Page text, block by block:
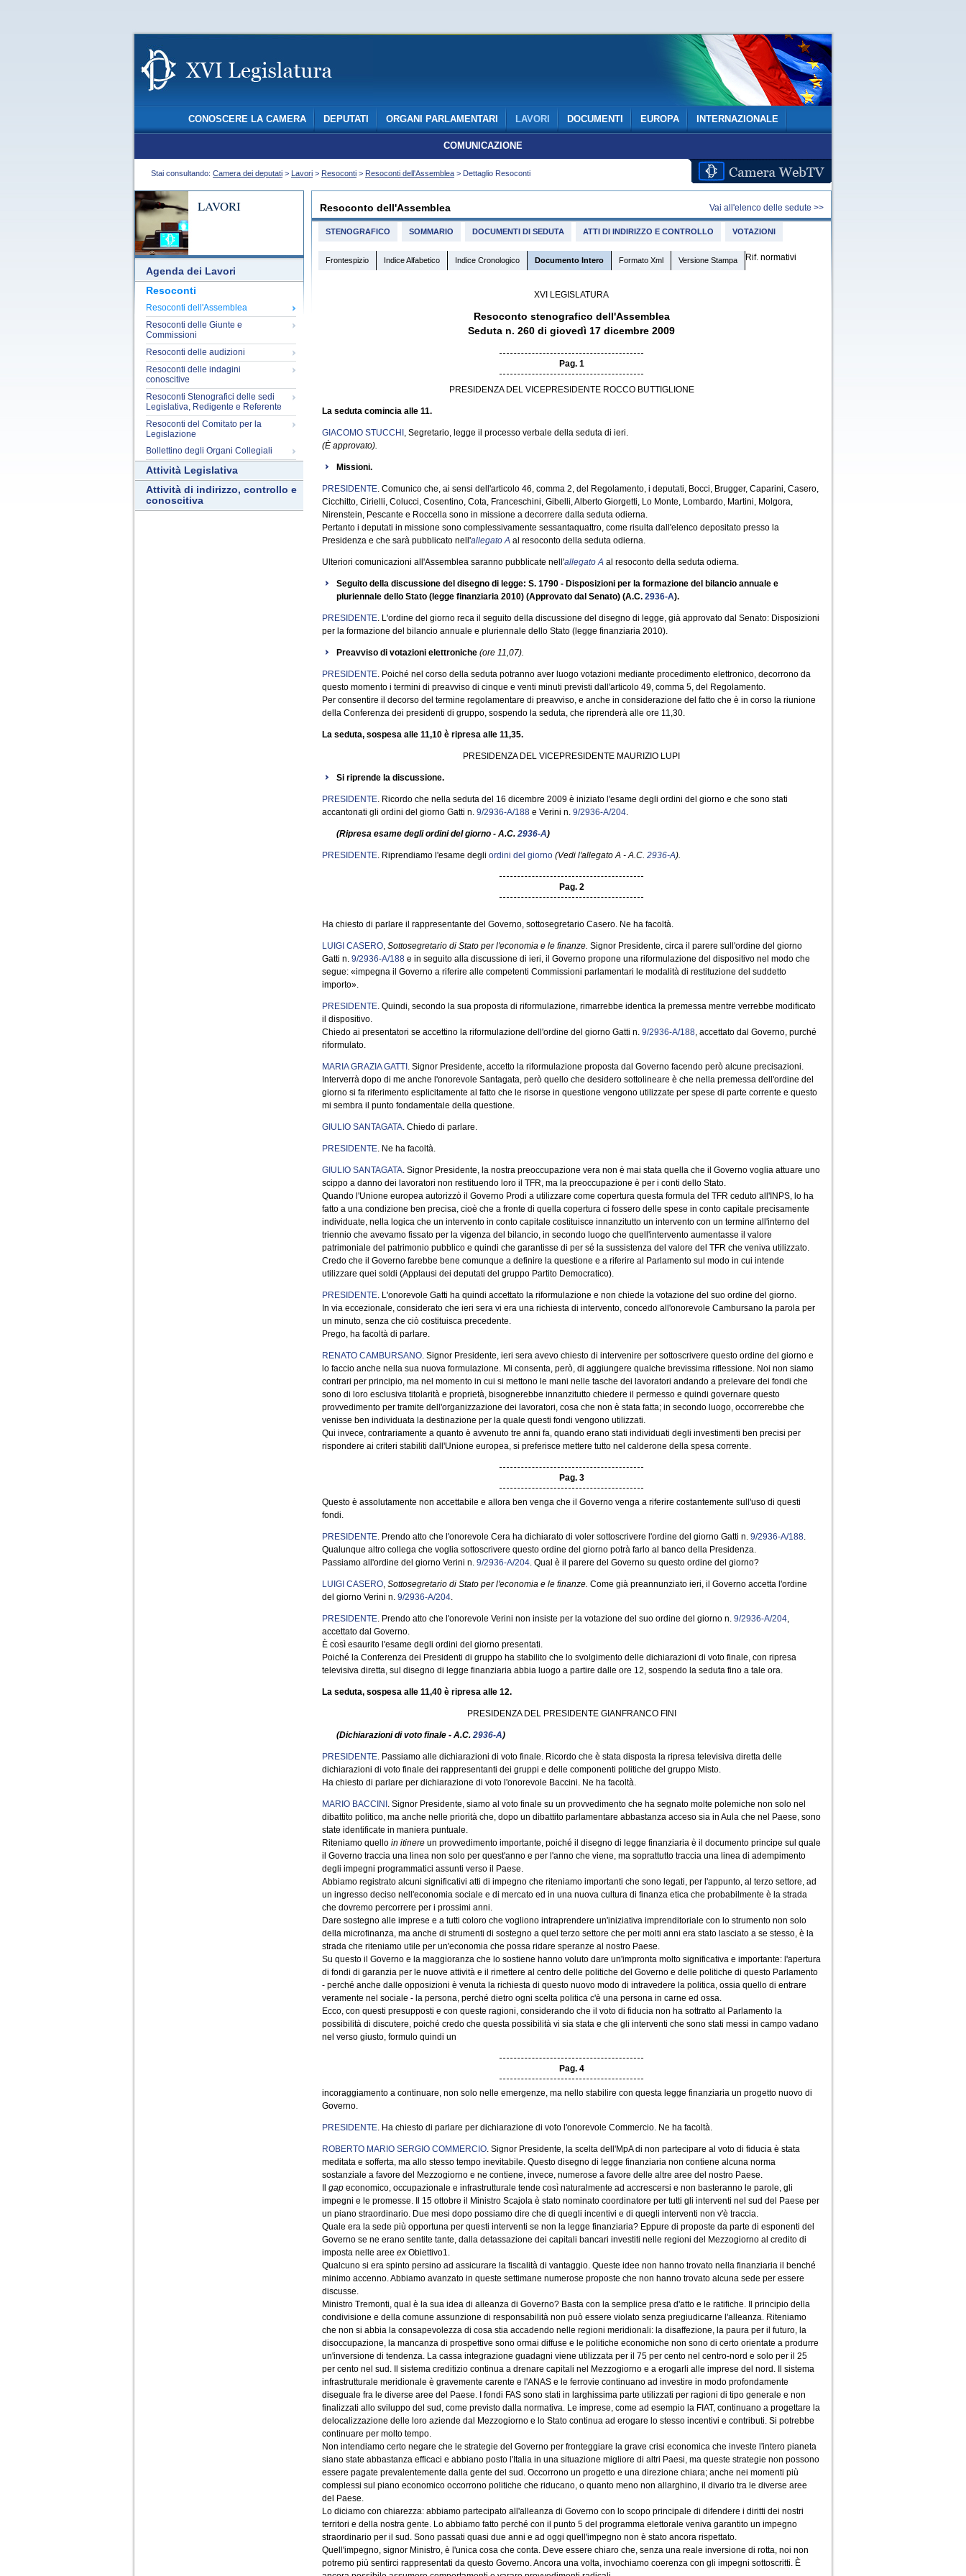
CONOSCERE LA CAMERA DEPUTATI ORGANI PARLAMENTARI LAVORI DOCUMENTI EUROPA INTERNAZIONALE
COMUNICAZIONE
Stai consultando: Camera dei deputati > Lavori > Resoconti > Resoconti dell'Assemblea > Dettaglio Resoconti
LAVORI
Agenda dei Lavori
Resoconti
Resoconti dell'Assemblea
Resoconti delle Giunte e
Commissioni
Resoconti delle audizioni
Resoconti delle indagini
conoscitive
Resoconti Stenografici delle sedi
Legislativa, Redigente e Referente
Resoconti del Comitato per la
Legislazione
Bollettino degli Organi Collegiali
Attività Legislativa
Attività di indirizzo, controllo e
conoscitiva
Resoconto dell'Assemblea Vai all'elenco delle sedute >>
STENOGRAFICO SOMMARIO DOCUMENTI DI SEDUTA ATTI DI INDIRIZZO E CONTROLLO VOTAZIONI
Frontespizio Indice Alfabetico Indice Cronologico Documento Intero Formato Xml Versione Stampa Rif. normativi
XVI LEGISLATURA
Resoconto stenografico dell'Assemblea
Seduta n. 260 di giovedì 17 dicembre 2009
Pag. 1
PRESIDENZA DEL VICEPRESIDENTE ROCCO BUTTIGLIONE
La seduta comincia alle 11.
GIACOMO STUCCHI , Segretario, legge il processo verbale della seduta di ieri.
(È approvato).
Missioni.
PRESIDENTE. Comunico che, ai sensi dell'articolo 46, comma 2, del Regolamento, i deputati, Bocci, Brugger, Caparini, Casero,
Cicchitto, Cirielli, Colucci, Cosentino, Cota, Franceschini, Gibelli, Alberto Giorgetti, Lo Monte, Lombardo, Martini, Molgora,
Nirenstein, Pescante e Roccella sono in missione a decorrere dalla seduta odierna.
Pertanto i deputati in missione sono complessivamente sessantaquattro, come risulta dall'elenco depositato presso la
Presidenza e che sarà pubblicato nell'allegato A al resoconto della seduta odierna.
Ulteriori comunicazioni all'Assemblea saranno pubblicate nell'allegato A al resoconto della seduta odierna.
Seguito della discussione del disegno di legge: S. 1790 - Disposizioni per la formazione del bilancio annuale e
pluriennale dello Stato (legge finanziaria 2010) (Approvato dal Senato) (A.C. 2936-A).
PRESIDENTE. L'ordine del giorno reca il seguito della discussione del disegno di legge, già approvato dal Senato: Disposizioni
per la formazione del bilancio annuale e pluriennale dello Stato (legge finanziaria 2010).
Preavviso di votazioni elettroniche (ore 11,07).
PRESIDENTE. Poiché nel corso della seduta potranno aver luogo votazioni mediante procedimento elettronico, decorrono da
questo momento i termini di preavviso di cinque e venti minuti previsti dall'articolo 49, comma 5, del Regolamento.
Per consentire il decorso del termine regolamentare di preavviso, e anche in considerazione del fatto che è in corso la riunione
della Conferenza dei presidenti di gruppo, sospendo la seduta, che riprenderà alle ore 11,30.
La seduta, sospesa alle 11,10 è ripresa alle 11,35.
PRESIDENZA DEL VICEPRESIDENTE MAURIZIO LUPI
Si riprende la discussione.
PRESIDENTE. Ricordo che nella seduta del 16 dicembre 2009 è iniziato l'esame degli ordini del giorno e che sono stati
accantonati gli ordini del giorno Gatti n. 9/2936-A/188 e Verini n. 9/2936-A/204.
(Ripresa esame degli ordini del giorno - A.C. 2936-A)
PRESIDENTE. Riprendiamo l'esame degli ordini del giorno (Vedi l'allegato A - A.C. 2936-A).
Pag. 2
Ha chiesto di parlare il rappresentante del Governo, sottosegretario Casero. Ne ha facoltà.
LUIGI CASERO, Sottosegretario di Stato per l'economia e le finanze. Signor Presidente, circa il parere sull'ordine del giorno
Gatti n. 9/2936-A/188 e in seguito alla discussione di ieri, il Governo propone una riformulazione del dispositivo nel modo che
segue: «impegna il Governo a riferire alle competenti Commissioni parlamentari le modalità di restituzione del suddetto
importo».
PRESIDENTE. Quindi, secondo la sua proposta di riformulazione, rimarrebbe identica la premessa mentre verrebbe modificato
il dispositivo.
Chiedo ai presentatori se accettino la riformulazione dell'ordine del giorno Gatti n. 9/2936-A/188, accettato dal Governo, purché
riformulato.
MARIA GRAZIA GATTI . Signor Presidente, accetto la riformulazione proposta dal Governo facendo però alcune precisazioni.
Interverrà dopo di me anche l'onorevole Santagata, però quello che desidero sottolineare è che nella premessa dell'ordine del
giorno si fa riferimento esplicitamente al fatto che le risorse in questione vengono utilizzate per spese di parte corrente e questo
mi sembra il punto fondamentale della questione.
GIULIO SANTAGATA. Chiedo di parlare.
PRESIDENTE. Ne ha facoltà.
GIULIO SANTAGATA. Signor Presidente, la nostra preoccupazione vera non è mai stata quella che il Governo voglia attuare uno
scippo a danno dei lavoratori non restituendo loro il TFR, ma la preoccupazione è per i conti dello Stato.
Quando l'Unione europea autorizzò il Governo Prodi a utilizzare come copertura questa formula del TFR ceduto all'INPS, lo ha
fatto a una condizione ben precisa, cioè che a fronte di quella copertura ci fossero delle spese in conto capitale precisamente
individuate, nella logica che un intervento in conto capitale costituisce innanzitutto un intervento con un termine all'interno del
triennio che avevamo fissato per la vigenza del bilancio, in secondo luogo che quell'intervento aumentasse il valore
patrimoniale del patrimonio pubblico e quindi che garantisse di per sé la sussistenza del valore del TFR che veniva utilizzato.
Credo che il Governo farebbe bene comunque a definire la questione e a riferire al Parlamento sul modo in cui intende
utilizzare quei soldi (Applausi dei deputati del gruppo Partito Democratico).
PRESIDENTE. L'onorevole Gatti ha quindi accettato la riformulazione e non chiede la votazione del suo ordine del giorno.
In via eccezionale, considerato che ieri sera vi era una richiesta di intervento, concedo all'onorevole Cambursano la parola per
un minuto, senza che ciò costituisca precedente.
Prego, ha facoltà di parlare.
RENATO CAMBURSANO. Signor Presidente, ieri sera avevo chiesto di intervenire per sottoscrivere questo ordine del giorno e
lo faccio anche nella sua nuova formulazione. Mi consenta, però, di aggiungere qualche brevissima riflessione. Noi non siamo
contrari per principio, ma nel momento in cui si mettono le mani nelle tasche dei lavoratori andando a prelevare dei fondi che
sono di loro esclusiva titolarità e proprietà, bisognerebbe innanzitutto chiedere il permesso e quindi governare questo
provvedimento per tramite dell'organizzazione dei lavoratori, cosa che non è stata fatta; in secondo luogo, occorrerebbe che
venisse ben individuata la destinazione per la quale questi fondi vengono utilizzati.
Qui invece, contrariamente a quanto è avvenuto tre anni fa, quando erano stati individuati degli investimenti ben precisi per
rispondere ai criteri stabiliti dall'Unione europea, si preferisce mettere tutto nel calderone della spesa corrente.
Pag. 3
Questo è assolutamente non accettabile e allora ben venga che il Governo venga a riferire costantemente sull'uso di questi
fondi.
PRESIDENTE. Prendo atto che l'onorevole Cera ha dichiarato di voler sottoscrivere l'ordine del giorno Gatti n. 9/2936-A/188.
Qualunque altro collega che voglia sottoscrivere questo ordine del giorno potrà farlo al banco della Presidenza.
Passiamo all'ordine del giorno Verini n. 9/2936-A/204. Qual è il parere del Governo su questo ordine del giorno?
LUIGI CASERO, Sottosegretario di Stato per l'economia e le finanze. Come già preannunziato ieri, il Governo accetta l'ordine
del giorno Verini n. 9/2936-A/204.
PRESIDENTE. Prendo atto che l'onorevole Verini non insiste per la votazione del suo ordine del giorno n. 9/2936-A/204,
accettato dal Governo.
È così esaurito l'esame degli ordini del giorno presentati.
Poiché la Conferenza dei Presidenti di gruppo ha stabilito che lo svolgimento delle dichiarazioni di voto finale, con ripresa
televisiva diretta, sul disegno di legge finanziaria abbia luogo a partire dalle ore 12, sospendo la seduta fino a tale ora.
La seduta, sospesa alle 11,40 è ripresa alle 12.
PRESIDENZA DEL PRESIDENTE GIANFRANCO FINI
(Dichiarazioni di voto finale - A.C. 2936-A)
PRESIDENTE. Passiamo alle dichiarazioni di voto finale. Ricordo che è stata disposta la ripresa televisiva diretta delle
dichiarazioni di voto finale dei rappresentanti dei gruppi e delle componenti politiche del gruppo Misto.
Ha chiesto di parlare per dichiarazione di voto l'onorevole Baccini. Ne ha facoltà.
MARIO BACCINI . Signor Presidente, siamo al voto finale su un provvedimento che ha segnato molte polemiche non solo nel
dibattito politico, ma anche nelle priorità che, dopo un dibattito parlamentare abbastanza acceso sia in Aula che nel Paese, sono
state identificate in maniera puntuale.
Riteniamo quello in itinere un provvedimento importante, poiché il disegno di legge finanziaria è il documento principe sul quale
il Governo traccia una linea non solo per quest'anno e per l'anno che viene, ma soprattutto traccia una linea di adempimento
degli impegni programmatici assunti verso il Paese.
Abbiamo registrato alcuni significativi atti di impegno che riteniamo importanti che sono legati, per l'appunto, al terzo settore, ad
un ingresso deciso nell'economia sociale e di mercato ed in una nuova cultura di finanza etica che probabilmente è la strada
che dovremo percorrere per i prossimi anni.
Dare sostegno alle imprese e a tutti coloro che vogliono intraprendere un'iniziativa imprenditoriale con lo strumento non solo
della microfinanza, ma anche di strumenti di sostegno a quel terzo settore che per molti anni era stato lasciato a se stesso, è la
strada che riteniamo utile per un'economia che possa ridare speranze al nostro Paese.
Su questo il Governo e la maggioranza che lo sostiene hanno voluto dare un'impronta molto significativa e importante: l'apertura
di fondi di garanzia per le nuove attività e il rimettere al centro delle politiche del Governo e delle politiche di questo Parlamento
- perché anche dalle opposizioni è venuta la richiesta di questo nuovo modo di intravedere la politica, ossia quello di entrare
veramente nel sociale - la persona, perché dietro ogni scelta politica c'è una persona in carne ed ossa.
Ecco, con questi presupposti e con queste ragioni, considerando che il voto di fiducia non ha sottratto al Parlamento la
possibilità di discutere, poiché credo che questa possibilità vi sia stata e che gli interventi che sono stati messi in campo vadano
nel verso giusto, formulo quindi un
Pag. 4
incoraggiamento a continuare, non solo nelle emergenze, ma nello stabilire con questa legge finanziaria un progetto nuovo di
Governo.
PRESIDENTE. Ha chiesto di parlare per dichiarazione di voto l'onorevole Commercio. Ne ha facoltà.
ROBERTO MARIO SERGIO COMMERCIO. Signor Presidente, la scelta dell'MpA di non partecipare al voto di fiducia è stata
meditata e sofferta, ma allo stesso tempo inevitabile. Questo disegno di legge finanziaria non contiene alcuna norma
sostanziale a favore del Mezzogiorno e ne contiene, invece, numerose a favore delle altre aree del nostro Paese.
gap economico, occupazionale e infrastrutturale tende così naturalmente ad accrescersi e non basteranno le parole, gli
impegni e le promesse. Il 15 ottobre il Ministro Scajola è stato nominato coordinatore per tutti gli interventi nel sud del Paese per
un piano straordinario. Due mesi dopo possiamo dire che di quegli incentivi e di quegli interventi non v'è traccia.
Quale era la sede più opportuna per questi interventi se non la legge finanziaria? Eppure di proposte da parte di esponenti del
Governo se ne erano sentite tante, dalla detassazione dei capitali bancari investiti nelle regioni del Mezzogiorno al credito di
imposta nelle aree ex Obiettivo1.
Qualcuno si era spinto persino ad assicurare la fiscalità di vantaggio. Queste idee non hanno trovato nella finanziaria il benché
minimo accenno. Abbiamo avanzato in queste settimane numerose proposte che non hanno trovato alcuna sede per essere
discusse.
Ministro Tremonti, qual è la sua idea di alleanza di Governo? Basta con la semplice presa d'atto e le ratifiche. Il principio della
condivisione e della comune assunzione di responsabilità non può essere violato senza pregiudicarne l'alleanza. Riteniamo
che non si abbia la consapevolezza di cosa stia accadendo nelle regioni meridionali: la disaffezione, la paura per il futuro, la
disoccupazione, la mancanza di prospettive sono ormai diffuse e le politiche economiche non sono di certo orientate a produrre
un'inversione di tendenza. La cassa integrazione guadagni viene utilizzata per il 75 per cento nel centro-nord e solo per il 25
per cento nel sud. Il sistema creditizio continua a drenare capitali nel Mezzogiorno e a erogarli alle imprese del nord. Il sistema
infrastrutturale meridionale è gravemente carente e l'ANAS e le ferrovie continuano ad investire in modo profondamente
diseguale fra le diverse aree del Paese. I fondi FAS sono stati in larghissima parte utilizzati per ragioni di tipo generale e non
finalizzati allo sviluppo del sud, come previsto dalla normativa. Le imprese, come ad esempio la FIAT, continuano a progettare la
delocalizzazione delle loro aziende dal Mezzogiorno e lo Stato continua ad erogare lo stesso incentivi e contributi. Si potrebbe
continuare per molto tempo.
Non intendiamo certo negare che le strategie del Governo per fronteggiare la grave crisi economica che investe l'intero pianeta
siano state abbastanza efficaci e abbiano posto l'Italia in una situazione migliore di altri Paesi, ma queste strategie non possono
essere pagate prevalentemente dalla gente del sud. Occorrono un progetto e una direzione chiara; anche nei momenti più
complessi sul piano economico occorrono politiche che riducano, o quanto meno non allarghino, il divario tra le diverse aree
del Paese.
Lo diciamo con chiarezza: abbiamo partecipato all'alleanza di Governo con lo scopo principale di difendere i diritti dei nostri
territori e della nostra gente. Lo abbiamo fatto perché con il punto 5 del programma elettorale veniva garantito un impegno
straordinario per il sud. Sono passati quasi due anni e ad oggi quell'impegno non è stato ancora rispettato.
Quell'impegno, signor Ministro, è l'unica cosa che conta. Deve essere chiaro che, senza una reale inversione di rotta, noi non
potremo più sentirci rappresentati da questo Governo. Ancora una volta, invochiamo coerenza con gli impegni sottoscritti. È